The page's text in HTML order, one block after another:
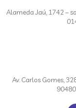
Alameda Jaú, 1742 –
Av. Carlos Gomes,